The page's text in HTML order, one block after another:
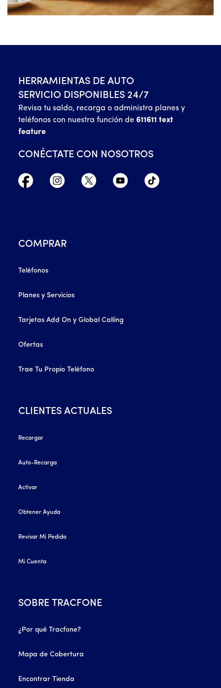
HERRAMIENTAS DE AUTO
SERVICIO DISPONIBLES 24/7
Revisa tu saldo, recarga o administra planes y
teléfonos con nuestra función de 611611 text
feature
CONÉCTATE CON NOSOTROS
COMPRAR
Teléfonos
Planes y Servicios
Tarjetas Add On y Global Calling
Ofertas
Trae Tu Propio Teléfono
CLIENTES ACTUALES
Recargar
Auto-Recarga
Activar
Obtener Ayuda
Revisar Mi Pedido
Mi Cuenta
SOBRE TRACFONE
¿Por qué Tracfone?
Mapa de Cobertura
Encontrar Tienda